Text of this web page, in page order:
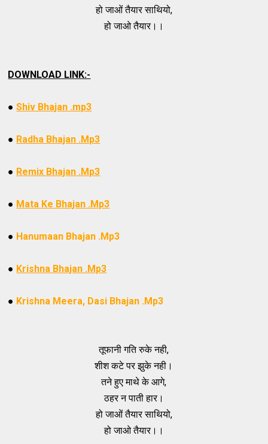
हो जाओं तैयार साथियो,
हो जाओ तैयार।।
DOWNLOAD LINK:-
●Shiv Bhajan .mp3
● Radha Bhajan .Mp3
● Remix Bhajan .Mp3
● Mata Ke Bhajan .Mp3
● Hanumaan Bhajan .Mp3
● Krishna Bhajan .Mp3
● Krishna Meera, Dasi Bhajan .Mp3
तूफानी गति रुके नही,
शीश कटे पर झुके नही।
तने हुए माथे के आगे,
ठहर न पाती हार।
हो जाओं तैयार साथियो,
हो जाओ तैयार।।